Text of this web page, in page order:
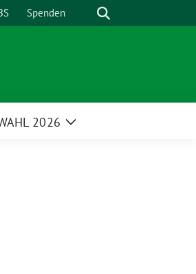
Spenden Suche
2026
Zeige